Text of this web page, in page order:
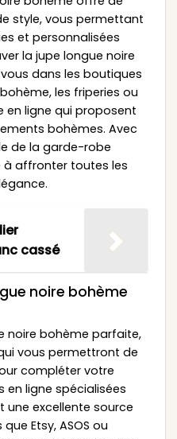
style, vous permettant
et personnalisées
la jupe longue noire
dans les boutiques
les friperies ou
en ligne qui proposent
bohèmes. Avec
de la garde-robe
à affronter toutes les
cassé
noire bohème
noire bohème parfaite,
vous permettront de
compléter votre
en ligne spécialisées
une excellente source
Etsy, ASOS ou